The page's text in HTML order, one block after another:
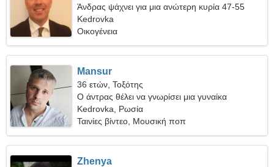
Άνδρας ψάχνει για μια ανώτερη κυρία 47-55
Kedrovka
Οικογένεια
Mansur
36 ετών, Τοξότης
Ο άντρας θέλει να γνωρίσει μια γυναίκα
Kedrovka, Ρωσία
Ταινίες βίντεο, Μουσική ποπ
Zhenya